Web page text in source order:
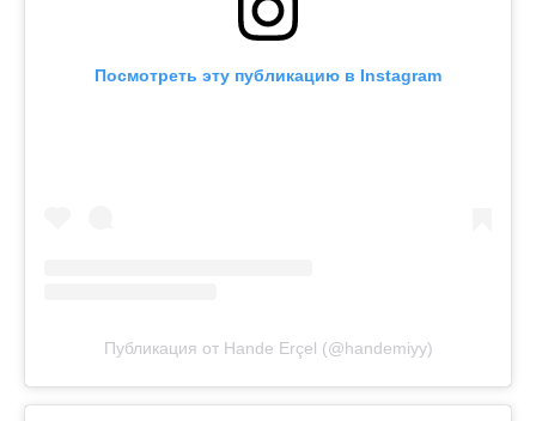
Посмотреть эту публикацию в Instagram
Публикация от Hande Erçel (@handemiyy)